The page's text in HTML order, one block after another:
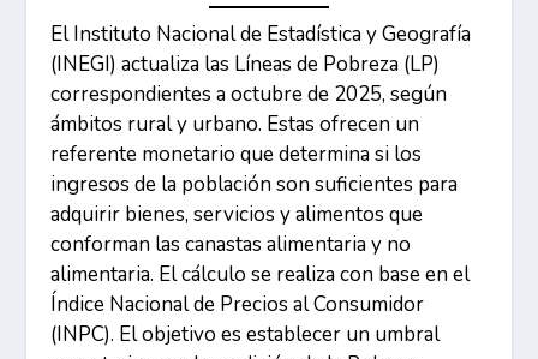
El Instituto Nacional de Estadística y Geografía
(INEGI) actualiza las Líneas de Pobreza (LP)
correspondientes a octubre de 2025, según
ámbitos rural y urbano. Estas ofrecen un
referente monetario que determina si los
ingresos de la población son suficientes para
adquirir bienes, servicios y alimentos que
conforman las canastas alimentaria y no
alimentaria. El cálculo se realiza con base en el
Índice Nacional de Precios al Consumidor
(INPC). El objetivo es establecer un umbral